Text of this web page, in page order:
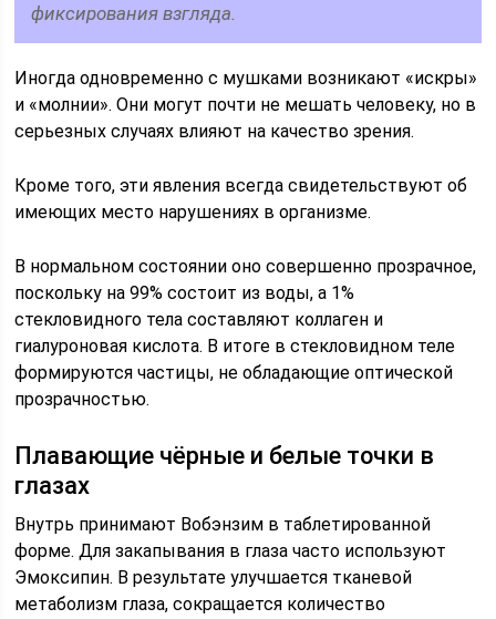
фиксирования взгляда.
Иногда одновременно с мушками возникают «искры»
и «молнии». Они могут почти не мешать человеку, но в
серьезных случаях влияют на качество зрения.
Кроме того, эти явления всегда свидетельствуют об
имеющих место нарушениях в организме.
В нормальном состоянии оно совершенно прозрачное,
поскольку на 99% состоит из воды, а 1%
стекловидного тела составляют коллаген и
гиалуроновая кислота. В итоге в стекловидном теле
формируются частицы, не обладающие оптической
прозрачностью.
Плавающие чёрные и белые точки в
глазах
Внутрь принимают Вобэнзим в таблетированной
форме. Для закапывания в глаза часто используют
Эмоксипин. В результате улучшается тканевой
метаболизм глаза, сокращается количество